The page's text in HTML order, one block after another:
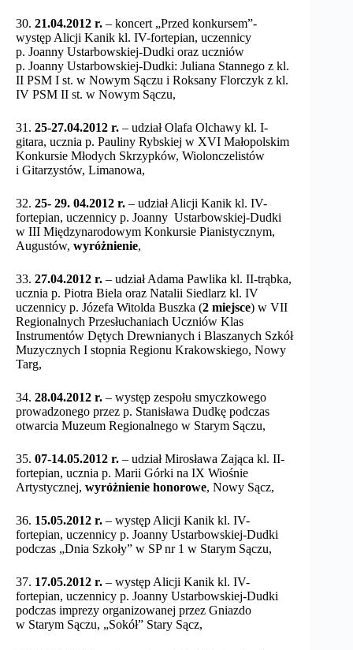
30. 21.04.2012 r. – koncert „Przed konkursem”-
występ Alicji Kanik kl. IV-fortepian, uczennicy
p. Joanny Ustarbowskiej-Dudki oraz uczniów
p. Joanny Ustarbowskiej-Dudki: Juliana Stannego z kl.
II PSM I st. w Nowym Sączu i Roksany Florczyk z kl.
IV PSM II st. w Nowym Sączu,
31. 25-27.04.2012 r. – udział Olafa Olchawy kl. I-
gitara, ucznia p. Pauliny Rybskiej w XVI Małopolskim
Konkursie Młodych Skrzypków, Wiolonczelistów
i Gitarzystów, Limanowa,
32. 25- 29. 04.2012 r. – udział Alicji Kanik kl. IV-
fortepian, uczennicy p. Joanny Ustarbowskiej-Dudki
w III Międzynarodowym Konkursie Pianistycznym,
Augustów, wyróżnienie,
33. 27.04.2012 r. – udział Adama Pawlika kl. II-trąbka,
ucznia p. Piotra Biela oraz Natalii Siedlarz kl. IV
uczennicy p. Józefa Witolda Buszka (2 miejsce) w VII
Regionalnych Przesłuchaniach Uczniów Klas
Instrumentów Dętych Drewnianych i Blaszanych Szkół
Muzycznych I stopnia Regionu Krakowskiego, Nowy
Targ,
34. 28.04.2012 r. – występ zespołu smyczkowego
prowadzonego przez p. Stanisława Dudkę podczas
otwarcia Muzeum Regionalnego w Starym Sączu,
35. 07-14.05.2012 r. – udział Mirosława Zająca kl. II-
fortepian, ucznia p. Marii Górki na IX Wiośnie
Artystycznej, wyróżnienie honorowe, Nowy Sącz,
36. 15.05.2012 r. – występ Alicji Kanik kl. IV-
fortepian, uczennicy p. Joanny Ustarbowskiej-Dudki
podczas „Dnia Szkoły” w SP nr 1 w Starym Sączu,
37. 17.05.2012 r. – występ Alicji Kanik kl. IV-
fortepian, uczennicy p. Joanny Ustarbowskiej-Dudki
podczas imprezy organizowanej przez Gniazdo
w Starym Sączu, „Sokół” Stary Sącz,